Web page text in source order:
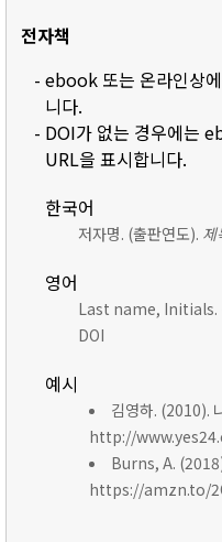
전자책
- ebook 또는 온라인상
니다.
- DOI가 없는 경우에는
URL을 표시합니다.
한국어
저자명. (출판연도). 제
영어
Last name, Initials.
DOI
예시
김영하. (2010).
http://
Burns, A.
https://amzn.to/